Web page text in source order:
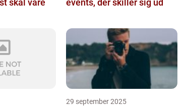
skal vare
events, der skiller sig ud
29 september 2025